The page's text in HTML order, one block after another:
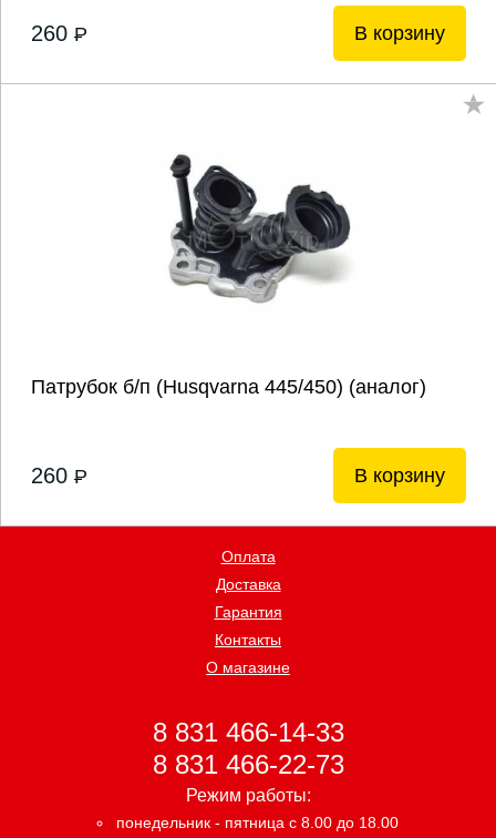
260 P В корзину
Патрубок б/п (Husqvarna 445/450) (аналог)
260 P В корзину
Оплата
Доставка
Гарантия
Контакты
О магазине
8 831 466-14-33
8 831 466-22-73
Режим работы:
понедельник - пятница с 8.00 до 18.00